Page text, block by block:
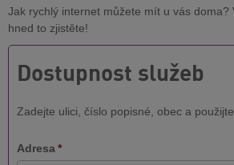
Jak rychlý internet můžete mít u vás doma?
hned to zjistěte!
Dostupnost služeb
Zadejte ulici, číslo popisné, obec a
Adresa *